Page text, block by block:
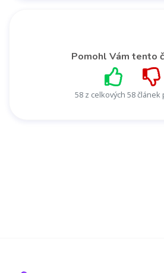
Pomohl Vám tento
58 z celkových 58 článek